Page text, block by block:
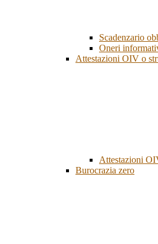
Scadenzario
Oneri
Attestazioni OIV o
Attestazioni
Burocrazia zero